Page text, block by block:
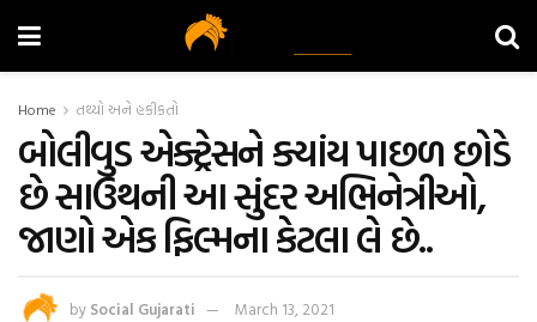
Home તથ્યો અને હકીકતો
બોલીવુડ એક્ટ્રેસને ક્યાંય પાછળ છોડે
છે સાઉથની આ સુંદર અભિનેત્રીઓ,
જાણો એક ફિલ્મના કેટલા લે છે..
by Social Gujarati
March 13, 2021